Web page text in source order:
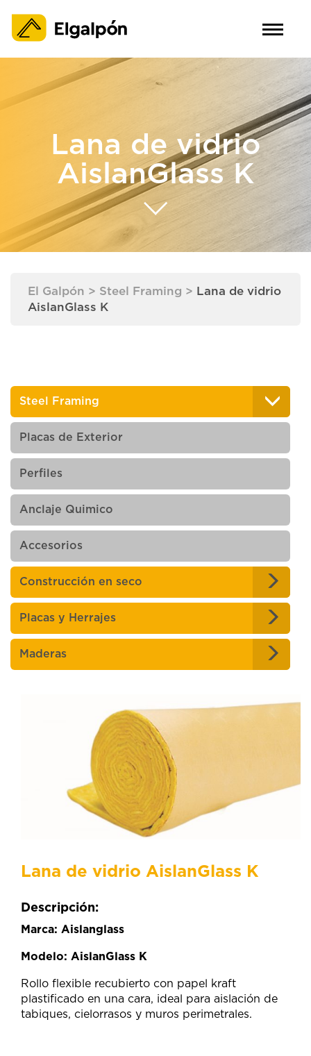
Lana de vidrio
AislanGlass K
El Galpón > Steel Framing > Lana de vidrio
AislanGlass K
Steel Framing
Placas de Exterior
Perfiles
Anclaje Quimico
Accesorios
Construcción en seco
Placas y Herrajes
Maderas
Lana de vidrio AislanGlass K
Descripción:
Marca: Aislanglass
Modelo: AislanGlass K
Rollo flexible recubierto con papel kraft
plastificado en una cara, ideal para aislación de
tabiques, cielorrasos y muros perimetrales.